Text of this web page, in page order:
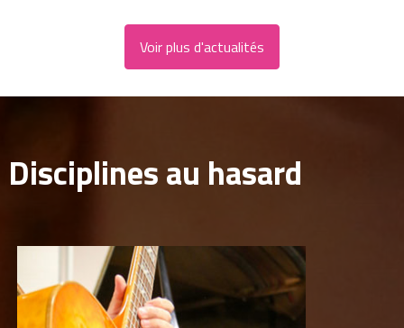
Voir plus d'actualités
Disciplines au hasard